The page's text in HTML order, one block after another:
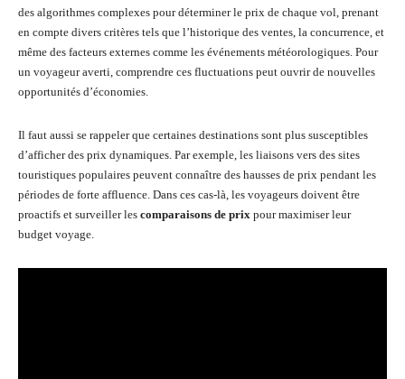
des algorithmes complexes pour déterminer le prix de chaque vol, prenant
en compte divers critères tels que l’historique des ventes, la concurrence, et
même des facteurs externes comme les événements météorologiques. Pour
un voyageur averti, comprendre ces fluctuations peut ouvrir de nouvelles
opportunités d’économies.
Il faut aussi se rappeler que certaines destinations sont plus susceptibles
d’afficher des prix dynamiques. Par exemple, les liaisons vers des sites
touristiques populaires peuvent connaître des hausses de prix pendant les
périodes de forte affluence. Dans ces cas-là, les voyageurs doivent être
proactifs et surveiller les comparaisons de prix pour maximiser leur
budget voyage.